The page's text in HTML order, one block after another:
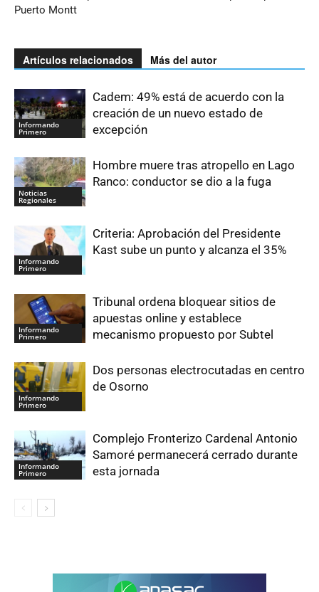
Puerto Montt
Artículos relacionados Más del autor
Informando
Primero
Cadem: 49% está de acuerdo con la
creación de un nuevo estado de
excepción
Noticias
Regionales
Hombre muere tras atropello en Lago
Ranco: conductor se dio a la fuga
Informando
Primero
Criteria: Aprobación del Presidente
Kast sube un punto y alcanza el 35%
Informando
Primero
Tribunal ordena bloquear sitios de
apuestas online y establece
mecanismo propuesto por Subtel
Informando
Primero
Dos personas electrocutadas en centro
de Osorno
Informando
Primero
Complejo Fronterizo Cardenal Antonio
Samoré permanecerá cerrado durante
esta jornada